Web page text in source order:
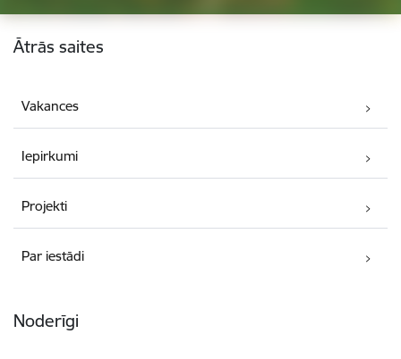
Kājene
Ātrās saites
Vakances
Iepirkumi
Projekti
Par iestādi
Noderīgi